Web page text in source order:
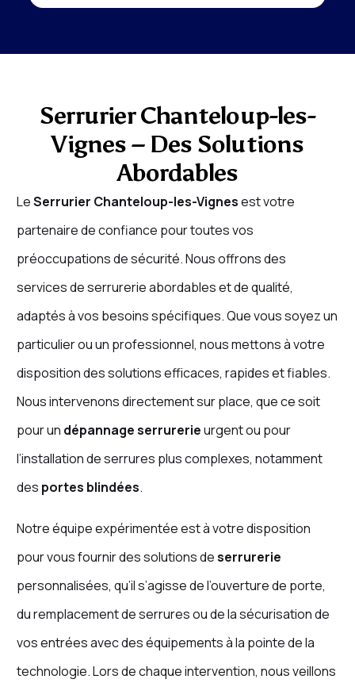
Serrurier Chanteloup-les-
Vignes – Des Solutions
Abordables
LeSerrurier Chanteloup-les-Vignesest votre
partenaire de confiance pour toutes vos
préoccupations de sécurité. Nous offrons des
services de serrurerie abordables et de qualité,
adaptés à vos besoins spécifiques. Que vous soyez un
particulier ou un professionnel, nous mettons à votre
disposition des solutions efficaces, rapides et fiables.
Nous intervenons directement sur place, que ce soit
pour un dépannage serrurerieurgent ou pour
l’installation de serrures plus complexes, notamment
des portes blindées.
Notre équipe expérimentée est à votre disposition
pour vous fournir des solutions deserrurerie
personnalisées, qu’il s’agisse de l’ouverture de porte,
du remplacement de serrures ou de la sécurisation de
vos entrées avec des équipements à la pointe de la
technologie. Lors de chaque intervention, nous veillons